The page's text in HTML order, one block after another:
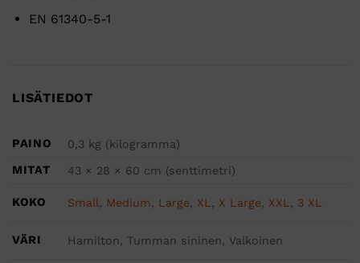
EN 61340-5-1
LISÄTIEDOT
PAINO
0,3 kg (kilogramma)
MITAT
43 × 28 × 60 cm (senttimetri)
KOKO Small, Medium, Large, XL , X Large, XXL , 3 XL
VÄRI Hamilton, Tumman sininen, Valkoinen